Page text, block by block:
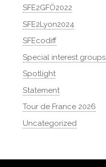
SFE2GFÖ2022
SFE2Lyon2024
SFEcodiff
Special interest groups
Spotlight
Statement
Tour de France 2026
Uncategorized